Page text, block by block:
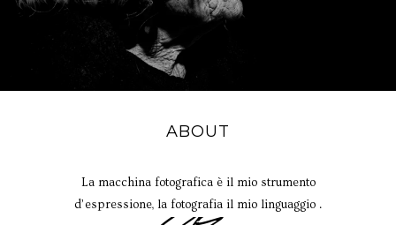
ABOUT
La macchina fotografica è il mio strumento
d’espressione, la fotografia il mio linguaggio .